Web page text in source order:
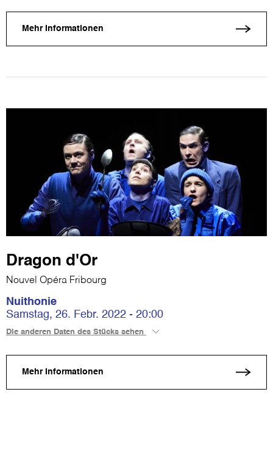
Mehr Informationen
Dragon d'Or
Nouvel Opéra Fribourg
Nuithonie
Samstag, 26. Febr. 2022 - 20:00
Die anderen Daten des Stücks sehen
Mehr Informationen